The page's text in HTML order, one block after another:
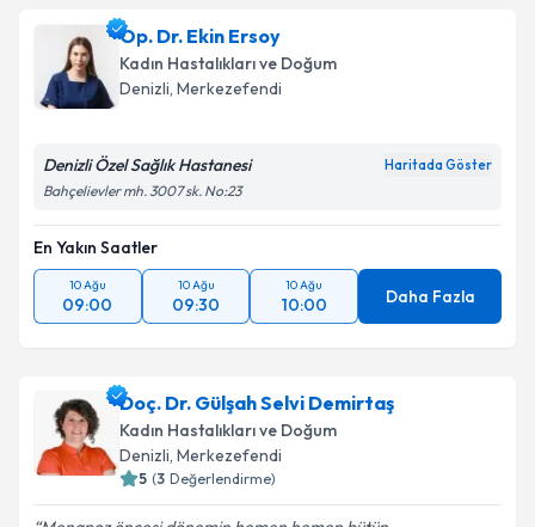
Op. Dr. Ekin Ersoy
Kadın Hastalıkları ve Doğum
Denizli, Merkezefendi
Denizli Özel Sağlık Hastanesi Haritada Göster
Bahçelievler mh. 3007 sk. No:23
En Yakın Saatler
10 Ağu
09:00
10 Ağu
09:30
10 Ağu
10:00 Daha Fazla
Doç. Dr. Gülşah Selvi Demirtaş
Kadın Hastalıkları ve Doğum
Denizli, Merkezefendi
5 (3 Değerlendirme)